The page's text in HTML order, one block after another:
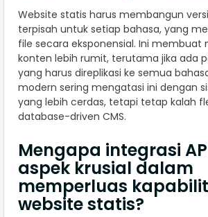
Website statis harus membangun
terpisah untuk setiap bahasa, yang
file secara eksponensial. Ini membuat
konten lebih rumit, terutama jika ada
yang harus direplikasi ke semua
modern sering mengatasi ini dengan
yang lebih cerdas, tetapi tetap kalah
database-driven CMS.
Mengapa integrasi
aspek krusial dalam
memperluas
website statis?